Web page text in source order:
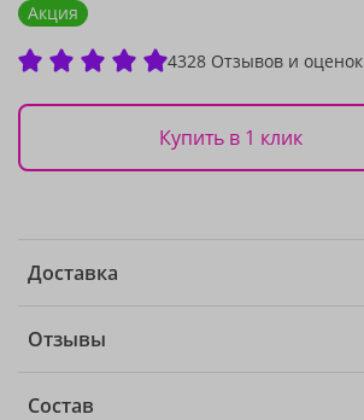
Акция
4328 Отзывов и оценок
Купить в 1 клик
Доставка
Отзывы
Состав